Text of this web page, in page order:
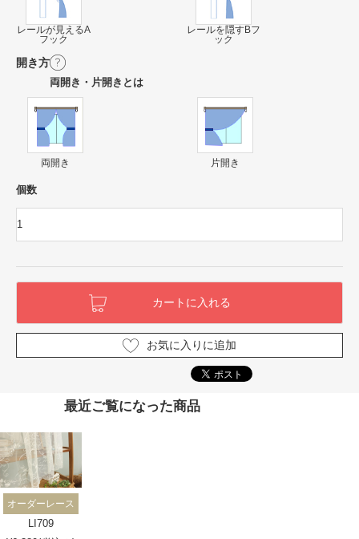
レールが見えるA
フック
レールを隠すBフ
ック
開き方
両開き・片開きとは
両開き 片開き
個数
お気に入りに追加
最近ご覧になった商品
オーダーレース
LI709